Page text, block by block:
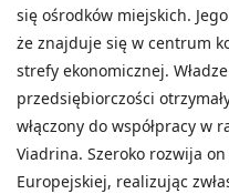
się ośrodków miejskich.
że znajduje się w centrum
strefy ekonomicznej.
przedsiębiorczości
włączony do współpracy w
Viadrina. Szeroko rozwija
Europejskiej, realizując